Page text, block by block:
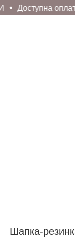
Доступна
Шапка-